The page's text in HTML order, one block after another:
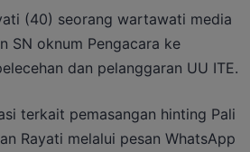
(40) seorang wartawati media
SN oknum Pengacara ke
dan pelanggaran UU ITE.
terkait pemasangan hinting Pali
Rayati melalui pesan WhatsApp